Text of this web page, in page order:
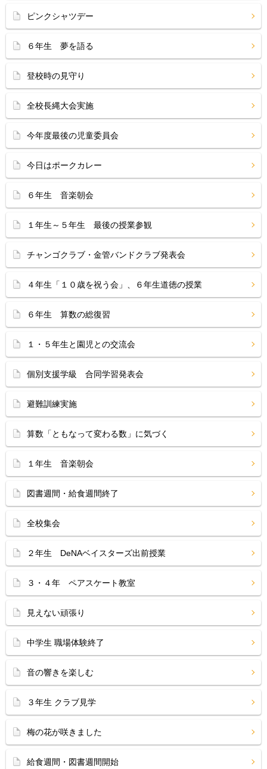
ピンクシャツデー
６年生 夢を語る
登校時の見守り
全校長縄大会実施
今年度最後の児童委員会
今日はポークカレー
６年生 音楽朝会
１年生～５年生 最後の授業参観
チャンゴクラブ・金管バンドクラブ発表会
４年生「１０歳を祝う会」、６年生道徳の授業
６年生 算数の総復習
１・５年生と園児との交流会
個別支援学級 合同学習発表会
避難訓練実施
算数「ともなって変わる数」に気づく
１年生 音楽朝会
図書週間・給食週間終了
全校集会
２年生 DeNAベイスターズ出前授業
３・４年 ペアスケート教室
見えない頑張り
中学生 職場体験終了
音の響きを楽しむ
３年生 クラブ見学
梅の花が咲きました
給食週間・図書週間開始